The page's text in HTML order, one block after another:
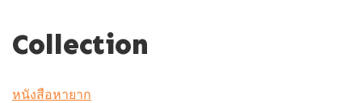
Collection
หนังสือหายาก